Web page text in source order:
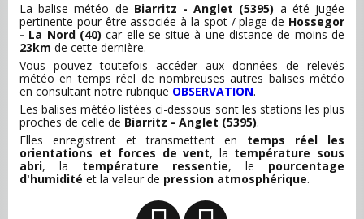
La balise météo de Biarritz - Anglet (5395) a été jugée
pertinente pour être associée à la spot / plage de Hossegor
- La Nord (40) car elle se situe à une distance de moins de
23km de cette dernière.
Vous pouvez toutefois accéder aux données de relevés
météo en temps réel de nombreuses autres balises météo
en consultant notre rubrique OBSERVATION.
Les balises météo listées ci-dessous sont les stations les plus
proches de celle de Biarritz - Anglet (5395).
Elles enregistrent et transmettent en temps réel les
orientations et forces de vent, la température sous
abri, la température ressentie, le pourcentage
d'humidité et la valeur de pression atmosphérique.